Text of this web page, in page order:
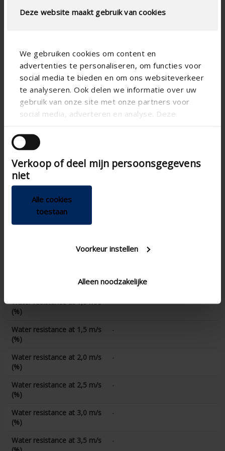
Deze website maakt gebruik van cookies
We gebruiken cookies om content en
advertenties te personaliseren, om functies voor
social media te bieden en om ons websiteverkeer
te analyseren. Ook delen we informatie over uw
gebruik van onze site met onze partners voor
social media, adverteren en analyse. Deze
andere informatie die u aan ze heeft verstrekt of
die ze hebben verzameld op basis van uw gebruik
van hun services.
Verkoop of deel mijn persoonsgegevens
niet
Alle cookies
toestaan
Voorkeur instellen
Alleen noodzakelijke
AIRFLOW CALCULATION
Physical Free Passage (%)
26
slat step (mm)
33.3
technical.standaardgaastype
-
technical.ip_klasse
IP2XD
Depth to fit (mm)
K-factor (entry)
K-factor (discharge)
CD coefficient
Water resistance at 0 m/s
-
Water resistance at 1,0 m/s
(%)
-
Water resistance at 1,5 m/s
(%)
-
Water resistance at 2,0 m/s
(%)
-
Water resistance at 2,5 m/s
(%)
-
Water resistance at 3,0 m/s
(%)
-
Water resistance at 3,5 m/s
-